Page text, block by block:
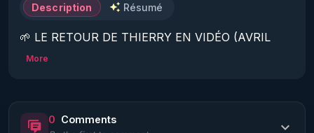
Description Résumé
🌱 LE RETOUR DE THIERRY EN VIDÉO (AVRIL
2022)!
https://www.rgnr.fr/presentation.html
More
0 Comments